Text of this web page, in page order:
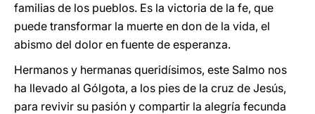
familias de los pueblos. Es la victoria de la fe, que
puede transformar la muerte en don de la vida, el
abismo del dolor en fuente de esperanza.
Hermanos y hermanas queridísimos, este Salmo nos
ha llevado al Gólgota, a los pies de la cruz de Jesús,
para revivir su pasión y compartir la alegría fecunda